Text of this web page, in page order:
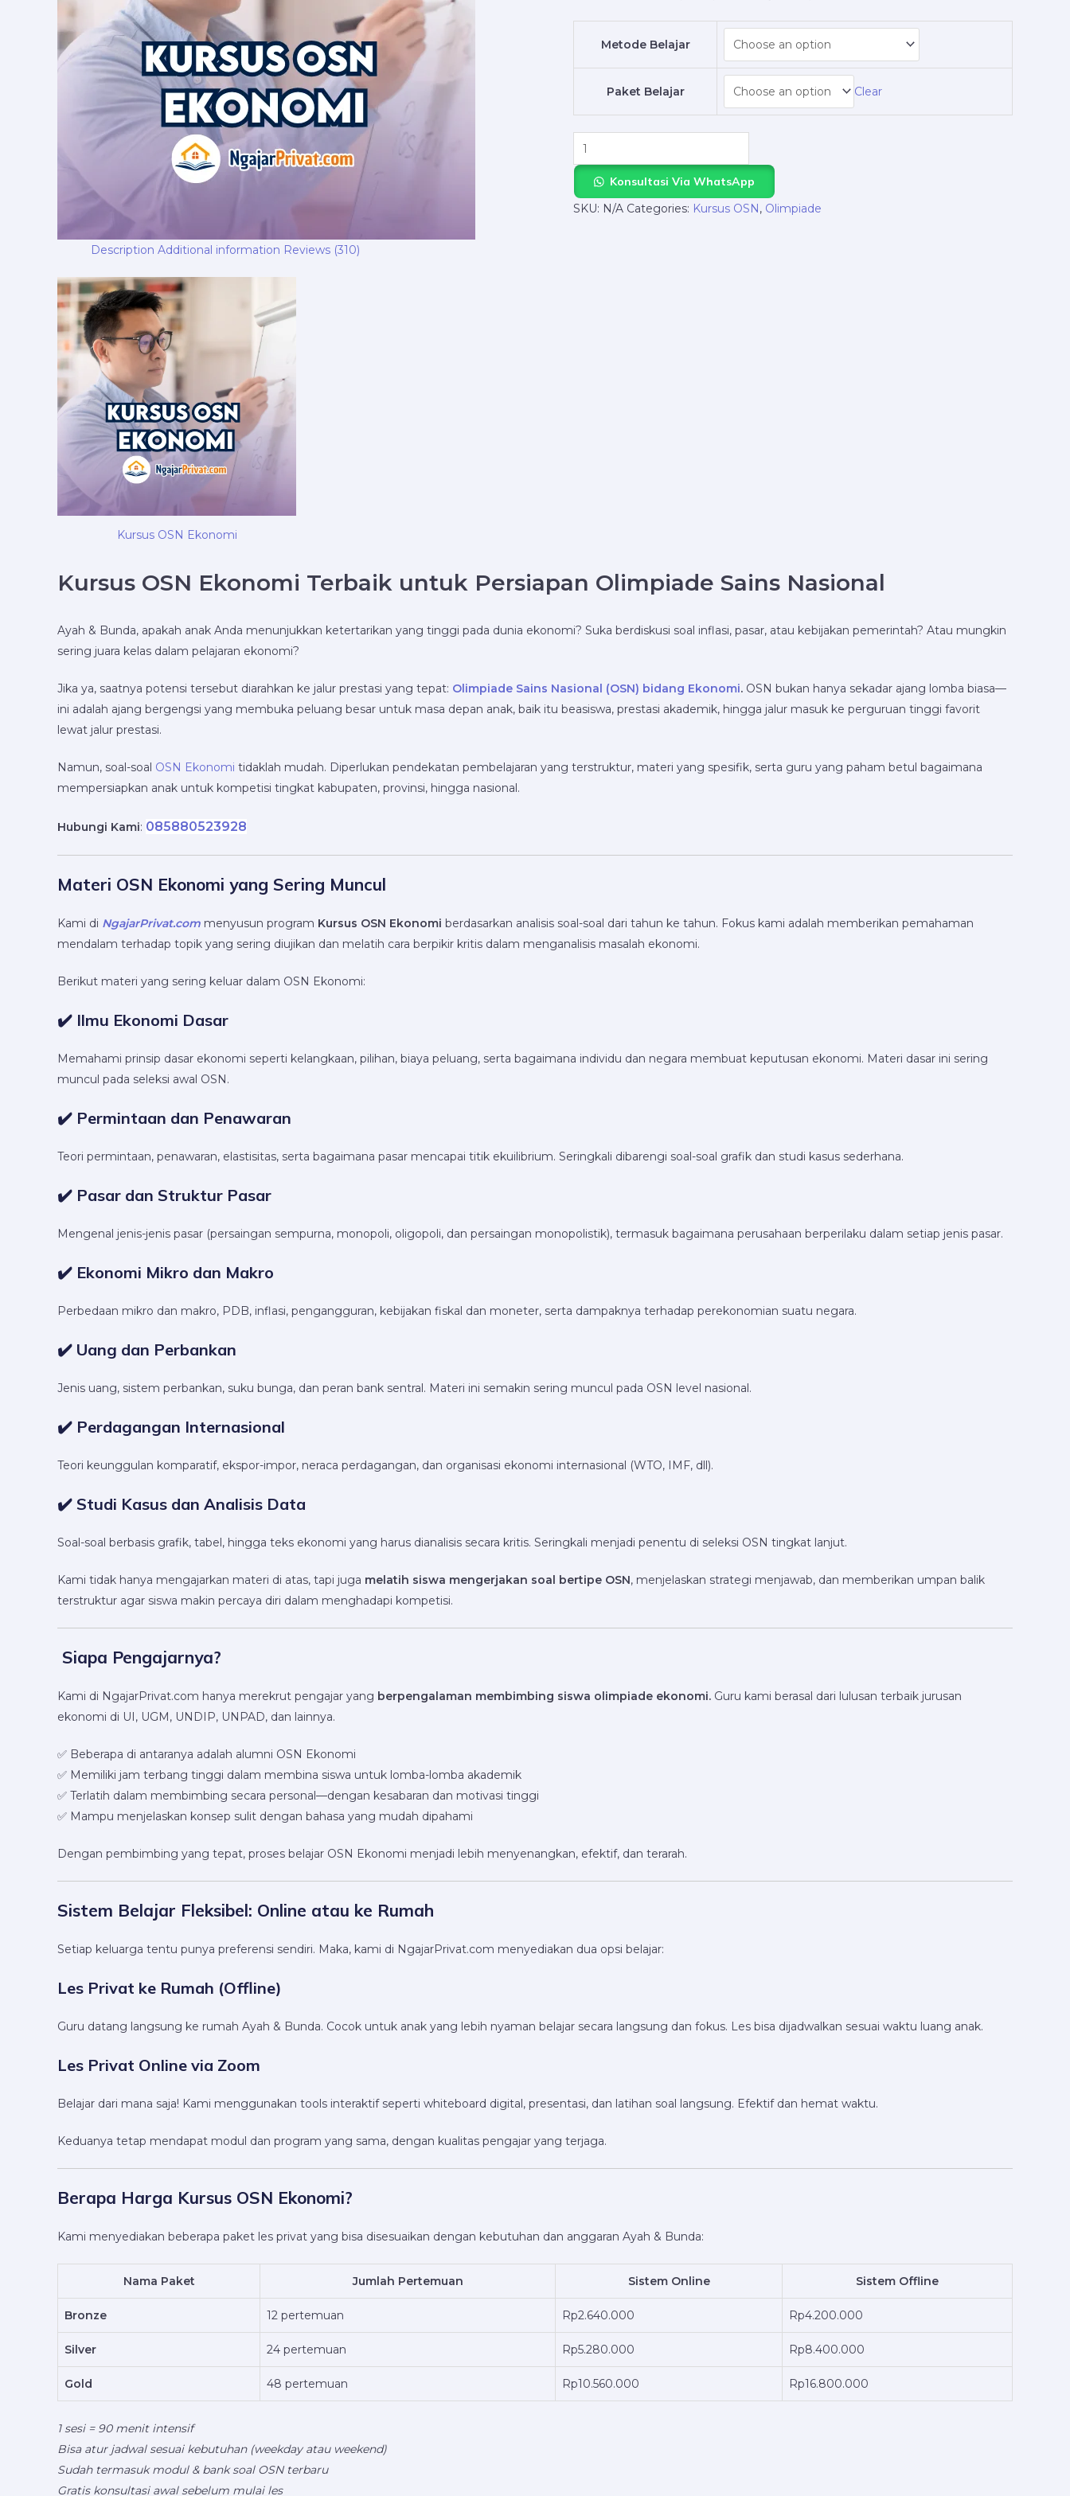
Metode Belajar
Paket Belajar Clear
quantity
Konsultasi Via WhatsApp
SKU: N/A Categories: Kursus OSN, Olimpiade
Description Additional information Reviews (310)
Kursus OSN Ekonomi
Kursus OSN Ekonomi Terbaik untuk Persiapan Olimpiade Sains Nasional
Ayah & Bunda, apakah anak Anda menunjukkan ketertarikan yang tinggi pada dunia ekonomi? Suka berdiskusi soal inflasi, pasar, atau kebijakan pemerintah? Atau mungkin
sering juara kelas dalam pelajaran ekonomi?
Jika ya, saatnya potensi tersebut diarahkan ke jalur prestasi yang tepat: Olimpiade Sains Nasional (OSN) bidang Ekonomi. OSN bukan hanya sekadar ajang lomba biasa—
ini adalah ajang bergengsi yang membuka peluang besar untuk masa depan anak, baik itu beasiswa, prestasi akademik, hingga jalur masuk ke perguruan tinggi favorit
lewat jalur prestasi.
Namun, soal-soal OSN Ekonomi tidaklah mudah. Diperlukan pendekatan pembelajaran yang terstruktur, materi yang spesifik, serta guru yang paham betul bagaimana
mempersiapkan anak untuk kompetisi tingkat kabupaten, provinsi, hingga nasional.
Hubungi Kami: 085880523928
Materi OSN Ekonomi yang Sering Muncul
Kami di NgajarPrivat.com menyusun program Kursus OSN Ekonomi berdasarkan analisis soal-soal dari tahun ke tahun. Fokus kami adalah memberikan pemahaman
mendalam terhadap topik yang sering diujikan dan melatih cara berpikir kritis dalam menganalisis masalah ekonomi.
Berikut materi yang sering keluar dalam OSN Ekonomi:
✔️ Ilmu Ekonomi Dasar
Memahami prinsip dasar ekonomi seperti kelangkaan, pilihan, biaya peluang, serta bagaimana individu dan negara membuat keputusan ekonomi. Materi dasar ini sering
muncul pada seleksi awal OSN.
✔️ Permintaan dan Penawaran
Teori permintaan, penawaran, elastisitas, serta bagaimana pasar mencapai titik ekuilibrium. Seringkali dibarengi soal-soal grafik dan studi kasus sederhana.
✔️ Pasar dan Struktur Pasar
Mengenal jenis-jenis pasar (persaingan sempurna, monopoli, oligopoli, dan persaingan monopolistik), termasuk bagaimana perusahaan berperilaku dalam setiap jenis pasar.
✔️ Ekonomi Mikro dan Makro
Perbedaan mikro dan makro, PDB, inflasi, pengangguran, kebijakan fiskal dan moneter, serta dampaknya terhadap perekonomian suatu negara.
✔️ Uang dan Perbankan
Jenis uang, sistem perbankan, suku bunga, dan peran bank sentral. Materi ini semakin sering muncul pada OSN level nasional.
✔️ Perdagangan Internasional
Teori keunggulan komparatif, ekspor-impor, neraca perdagangan, dan organisasi ekonomi internasional (WTO, IMF, dll).
✔️ Studi Kasus dan Analisis Data
Soal-soal berbasis grafik, tabel, hingga teks ekonomi yang harus dianalisis secara kritis. Seringkali menjadi penentu di seleksi OSN tingkat lanjut.
Kami tidak hanya mengajarkan materi di atas, tapi juga melatih siswa mengerjakan soal bertipe OSN, menjelaskan strategi menjawab, dan memberikan umpan balik
terstruktur agar siswa makin percaya diri dalam menghadapi kompetisi.
‍ Siapa Pengajarnya?
Kami di NgajarPrivat.com hanya merekrut pengajar yang berpengalaman membimbing siswa olimpiade ekonomi. Guru kami berasal dari lulusan terbaik jurusan
ekonomi di UI, UGM, UNDIP, UNPAD, dan lainnya.
✅ Beberapa di antaranya adalah alumni OSN Ekonomi
✅ Memiliki jam terbang tinggi dalam membina siswa untuk lomba-lomba akademik
✅ Terlatih dalam membimbing secara personal—dengan kesabaran dan motivasi tinggi
✅ Mampu menjelaskan konsep sulit dengan bahasa yang mudah dipahami
Dengan pembimbing yang tepat, proses belajar OSN Ekonomi menjadi lebih menyenangkan, efektif, dan terarah.
Sistem Belajar Fleksibel: Online atau ke Rumah
Setiap keluarga tentu punya preferensi sendiri. Maka, kami di NgajarPrivat.com menyediakan dua opsi belajar:
Les Privat ke Rumah (Offline)
Guru datang langsung ke rumah Ayah & Bunda. Cocok untuk anak yang lebih nyaman belajar secara langsung dan fokus. Les bisa dijadwalkan sesuai waktu luang anak.
Les Privat Online via Zoom
Belajar dari mana saja! Kami menggunakan tools interaktif seperti whiteboard digital, presentasi, dan latihan soal langsung. Efektif dan hemat waktu.
Keduanya tetap mendapat modul dan program yang sama, dengan kualitas pengajar yang terjaga.
Berapa Harga Kursus OSN Ekonomi?
Kami menyediakan beberapa paket les privat yang bisa disesuaikan dengan kebutuhan dan anggaran Ayah & Bunda:
Nama Paket Jumlah Pertemuan Sistem Online Sistem Offline
Bronze 12 pertemuan Rp2.640.000 Rp4.200.000
Silver 24 pertemuan Rp5.280.000 Rp8.400.000
Gold 48 pertemuan Rp10.560.000 Rp16.800.000
1 sesi = 90 menit intensif
Bisa atur jadwal sesuai kebutuhan (weekday atau weekend)
Sudah termasuk modul & bank soal OSN terbaru
Gratis konsultasi awal sebelum mulai les